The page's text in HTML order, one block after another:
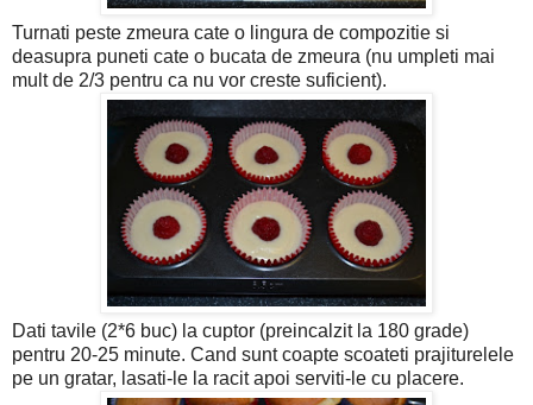
Turnati peste zmeura cate o lingura de compozitie si
deasupra puneti cate o bucata de zmeura (nu umpleti mai
mult de 2/3 pentru ca nu vor creste suficient).
Dati tavile (2*6 buc) la cuptor (preincalzit la 180 grade)
pentru 20-25 minute. Cand sunt coapte scoateti prajiturelele
pe un gratar, lasati-le la racit apoi serviti-le cu placere.